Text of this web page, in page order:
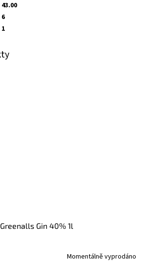
43.00
6
1
Greenalls Gin 40% 1l
Momentálně vyprodáno